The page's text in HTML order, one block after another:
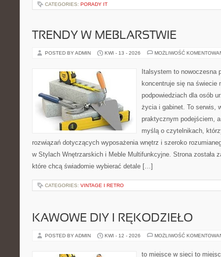
CATEGORIES: PORADY IT
TRENDY W MEBLARSTWIE
POSTED BY ADMIN KWI - 13 - 2026 MOŻLIWOŚĆ
Italsystem to nowoczesna
koncentruje się na świecie
podpowiedziach dla osób
życia i gabinet. To serwis,
praktycznym podejściem,
myślą o czytelnikach,
rozwiązań dotyczących wyposażenia wnętrz i szeroko
w Stylach Wnętrzarskich i Meble Multifunkcyjne. Strona została
które chcą świadomie wybierać detale […]
CATEGORIES: VINTAGE I RETRO
KAWOWE DIY I RĘKODZIEŁO
POSTED BY ADMIN KWI - 12 - 2026 MOŻLIWOŚĆ
to miejsce w sieci to